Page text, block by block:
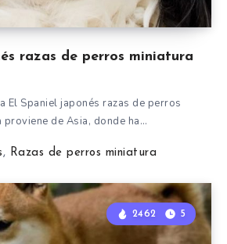
razas de perros miniatura
El Spaniel japonés razas de perros
proviene de Asia, donde ha…
, Razas de perros miniatura
2462 5